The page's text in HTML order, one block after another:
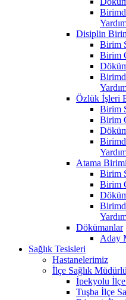
Disiplin
Birim
Birim
Özlük İşleri
Birim
Birim
Atama Birimi
Birim
Birim
Dökümanlar
Aday
Sağlık Tesisleri
Hastanelerimiz
İlçe Sağlık
İpekyolu
Tuşba İlçe